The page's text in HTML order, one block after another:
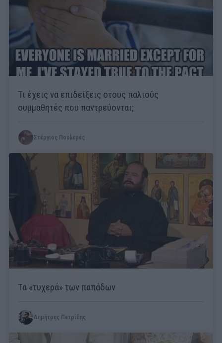
Τι έχεις να επιδείξεις στους παλιούς
συμμαθητές που παντρεύονται;
Στέργιος Πουλερές
Τα «τυχερά» των παπάδων
Δημήτρης Πετρίδης